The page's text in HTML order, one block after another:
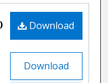
Download
Download